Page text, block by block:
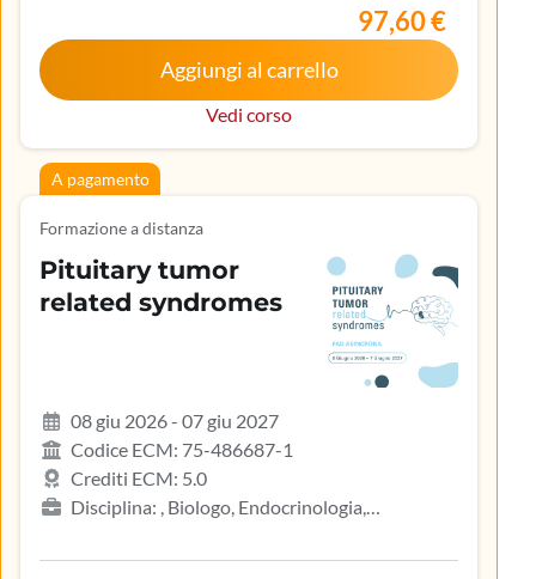
ambienti di lavoro, Medicina generale (medici di
famiglia)
97,60 €
Aggiungi al carrello
Vedi corso
A pagamento
Formazione a distanza
Pituitary tumor
related syndromes
08 giu 2026 - 07 giu 2027
Codice ECM: 75-486687-1
Crediti ECM: 5.0
Disciplina: , Biologo, Endocrinologia,
ostetricia, Infermiere, Infermiere pediatrico,